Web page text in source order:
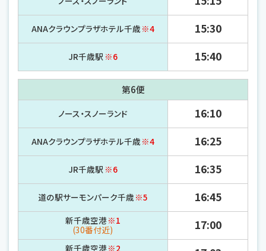
ANAクラウンプラザホテル千歳 ※4
JR千歳駅 ※6
15:30
15:40
第6便
ノース・スノーランド
ANAクラウンプラザホテル千歳 ※4
JR千歳駅 ※6
道の駅サーモンパーク千歳 ※5
新千歳空港※1
(30番付近)
新千歳空港※2
16:10
16:25
16:35
16:45
17:00